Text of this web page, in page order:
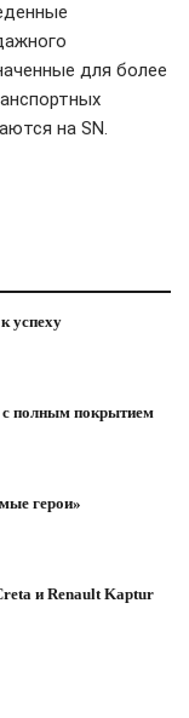
для более
на SN.
успеху
полным покрытием
герои»
и Renault Kaptur